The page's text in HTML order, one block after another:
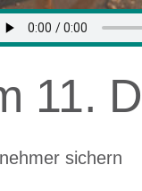
11.
sichern